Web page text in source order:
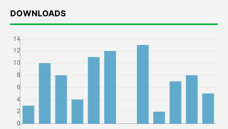
DOWNLOADS